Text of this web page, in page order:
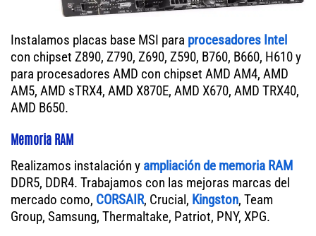
Instalamos placas base MSI para procesadores Intel
con chipset Z890, Z790, Z690, Z590, B760, B660, H610 y
para procesadores AMD con chipset AMD AM4, AMD
AM5, AMD sTRX4, AMD X870E, AMD X670, AMD TRX40,
AMD B650.
Memoria RAM
Realizamos instalación y ampliación de memoria RAM
DDR5, DDR4. Trabajamos con las mejoras marcas del
mercado como, CORSAIR, Crucial, Kingston, Team
Group, Samsung, Thermaltake, Patriot, PNY, XPG.